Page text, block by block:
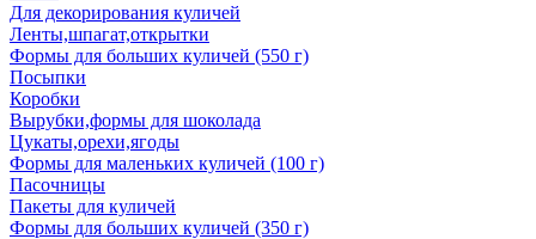
Для декорирования куличей
Ленты,шпагат,открытки
Формы для больших куличей (550 г)
Посыпки
Коробки
Вырубки,формы для шоколада
Цукаты,орехи,ягоды
Формы для маленьких куличей (100 г)
Пасочницы
Пакеты для куличей
Формы для больших куличей (350 г)